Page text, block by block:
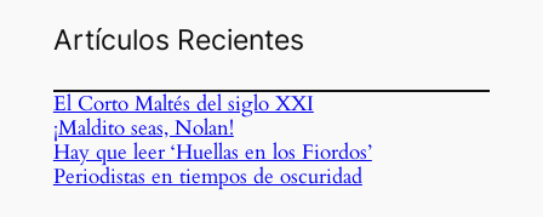
Artículos Recientes
El Corto Maltés del siglo XXI
¡Maldito seas, Nolan!
Hay que leer ‘Huellas en los Fiordos’
Periodistas en tiempos de oscuridad